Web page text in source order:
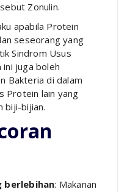
Zonulin.
apabila Protein
seseorang yang
Sindrom Usus
ini juga boleh
Bakteria di dalam
Protein lain yang
biji-bijian.
berlebihan: Makanan